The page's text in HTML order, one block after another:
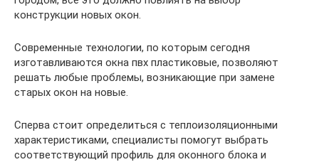
конструкции новых окон.
Современные технологии, по которым сегодня
изготавливаются окна пвх пластиковые, позволяют
решать любые проблемы, возникающие при замене
старых окон на новые.
Сперва стоит определиться с теплоизоляционными
характеристиками, специалисты помогут выбрать
соответствующий профиль для оконного блока и